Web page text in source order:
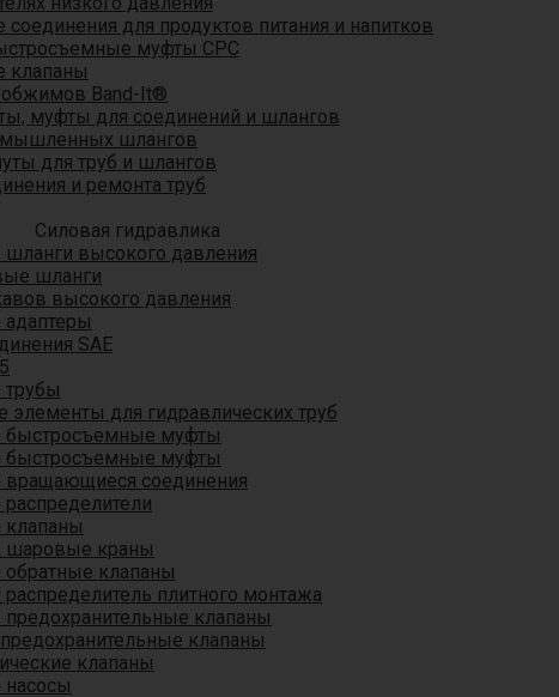
для продуктов питания и напитков
муфты CPC
обжимов Band-It®
муфты для соединений и шлангов
шлангов
для труб и шлангов
и ремонта труб
Силовая гидравлика
шланги высокого давления
шланги
высокого давления
адаптеры
SAE
трубы
элементы для гидравлических труб
быстросъемные муфты
быстросъемные муфты
вращающиеся соединения
клапаны
шаровые краны
обратные клапаны
распределитель плитного монтажа
предохранительные клапаны
клапаны
клапаны
насосы